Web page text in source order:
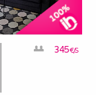
345€/S